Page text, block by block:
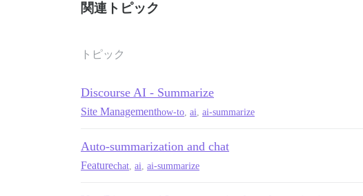
関連トピック
トピック
Discourse AI - Summarize
Site Managementhow-to ai ai-summarize
Auto-summarization and chat
Featurechat ai ai-summarize